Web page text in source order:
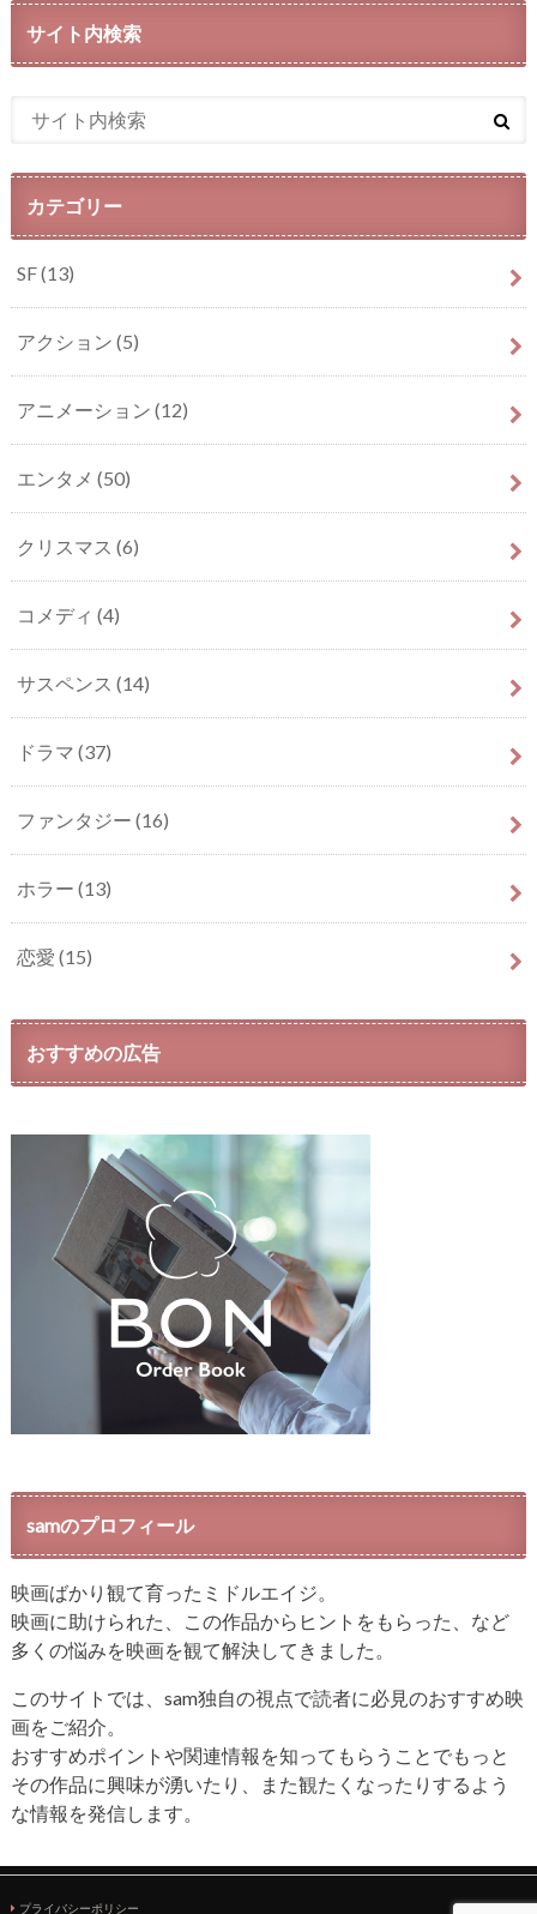
サイト内検索
カテゴリー
SF(13)
アクション (5)
アニメーション (12)
エンタメ (50)
クリスマス (6)
コメディ (4)
サスペンス (14)
ドラマ (37)
ファンタジー (16)
ホラー (13)
恋愛 (15)
おすすめの広告
samのプロフィール
映画ばかり観て育ったミドルエイジ。
映画に助けられた、この作品からヒントをもらった、など
多くの悩みを映画を観て解決してきました。
このサイトでは、sam独自の視点で読者に必見のおすすめ映
画をご紹介。
おすすめポイントや関連情報を知ってもらうことでもっと
その作品に興味が湧いたり、また観たくなったりするよう
な情報を発信します。
プライバシーポリシー